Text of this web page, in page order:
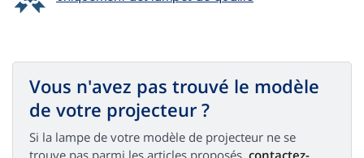
Vous n'avez pas trouvé le modèle
de votre projecteur ?
Si la lampe de votre modèle de projecteur ne se